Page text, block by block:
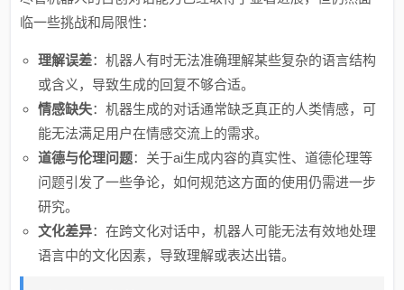
临一些挑战和局限性：
理解误差：机器人有时无法准确理解某些复杂的语言结构
或含义，导致生成的回复不够合适。
情感缺失：机器生成的对话通常缺乏真正的人类情感，可
能无法满足用户在情感交流上的需求。
道德与伦理问题：关于ai生成内容的真实性、道德伦理等
问题引发了一些争论，如何规范这方面的使用仍需进一步
研究。
文化差异：在跨文化对话中，机器人可能无法有效地处理
语言中的文化因素，导致理解或表达出错。